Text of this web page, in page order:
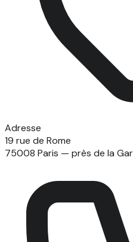
Adresse
19 rue de Rome
75008 Paris — près de la